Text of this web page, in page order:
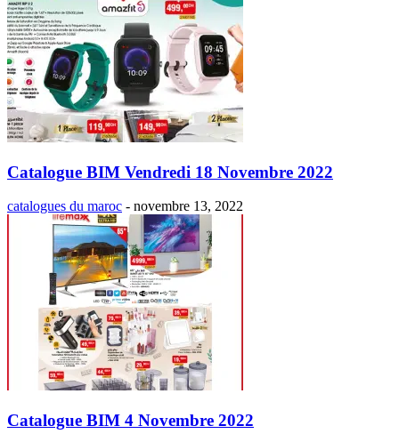
Catalogue BIM Vendredi 18 Novembre 2022
catalogues du maroc - novembre 13, 2022
Catalogue BIM 4 Novembre 2022